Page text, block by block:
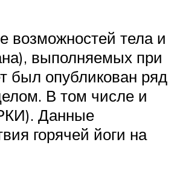
возможностей тела и
выполняемых при
был опубликован ряд
В том числе и
Данные
горячей йоги на